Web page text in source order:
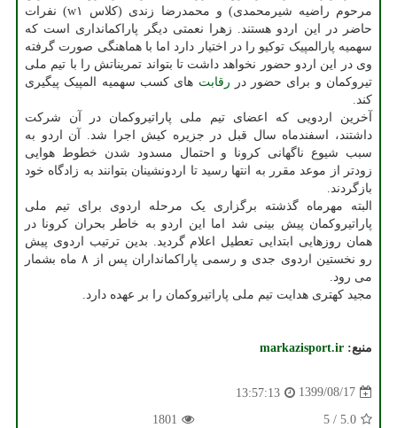
مرحوم راضیه شیرمحمدی) و محمدرضا زندی (کلاس w۱) نفرات
حاضر در این اردو هستند. زهرا نعمتی دیگر پاراکمانداری است که
سهمیه پارالمپیک توکیو را در اختیار دارد اما با هماهنگی صورت گرفته
وی در این اردو حضور نخواهد داشت تا بتواند تمریناتش را با تیم ملی
تیروکمان و برای حضور در رقابت های کسب سهمیه المپیک پیگیری
کند.
آخرین اردویی که اعضای تیم ملی پاراتیروکمان در آن شرکت
داشتند، اسفندماه سال قبل در جزیره کیش اجرا شد. آن اردو به
سبب شیوع ناگهانی کرونا و احتمال مسدود شدن خطوط هوایی
زودتر از موعد مقرر به انتها رسید تا اردونشینان بتوانند به زادگاه خود
بازگردند.
البته مهرماه گذشته برگزاری یک مرحله اردوی برای تیم ملی
پاراتیروکمان پیش بینی شد اما این اردو به خاطر بحران کرونا در
همان روزهایی ابتدایی تعطیل اعلام گردید. بدین ترتیب اردوی پیش
رو نخستین اردوی جدی و رسمی پاراکمانداران پس از ۸ ماه بشمار
می رود.
مجید کهتری هدایت تیم ملی پاراتیروکمان را بر عهده دارد.
منبع: markazisport.ir
1399/08/17
13:57:13
5.0
/
5
1801